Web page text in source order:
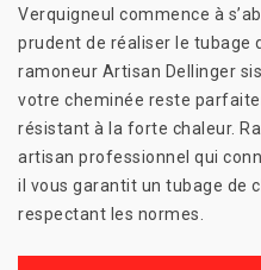
Verquigneul commence à
prudent de réaliser le tubage
ramoneur Artisan Dellinger
votre cheminée reste
résistant à la forte chaleur.
artisan professionnel qui
il vous garantit un tubage de
respectant les normes.